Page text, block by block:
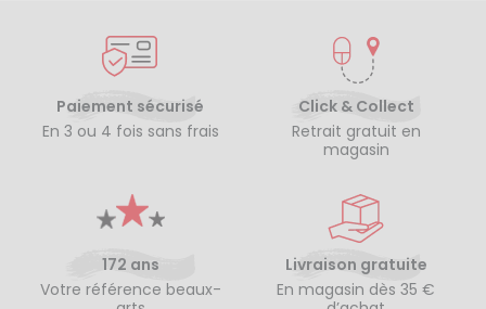
Paiement sécurisé
En 3 ou 4 fois sans frais
Click & Collect
Retrait gratuit en
magasin
172 ans
Votre référence beaux-
Livraison gratuite
En magasin dès 35 €